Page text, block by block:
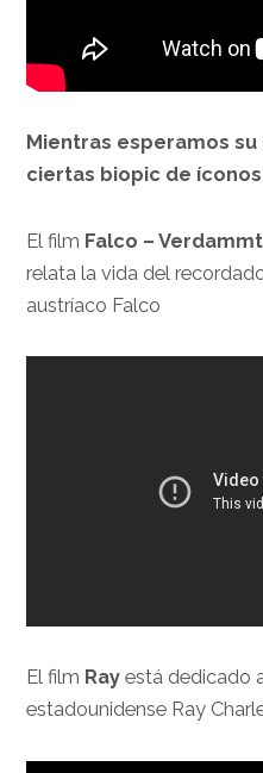
Mientras esperamos
ciertas biopic de
El film Falco –
relata la vida del
austríaco Falco
El film Ray está dedicado
estadounidense Ray